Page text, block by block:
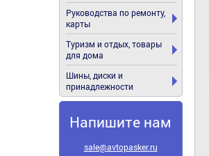
Руководства по ремонту,
карты
Туризм и отдых, товары
для дома
Шины, диски и
принадлежности
Напишите нам
sale@avtopasker.ru